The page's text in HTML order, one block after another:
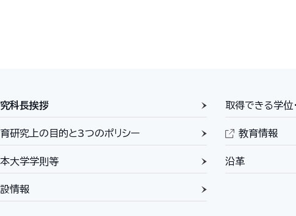
科長挨拶 取得できる学位
研究上の目的と3つのポリシー 教育情報
大学学則等 沿革
情報